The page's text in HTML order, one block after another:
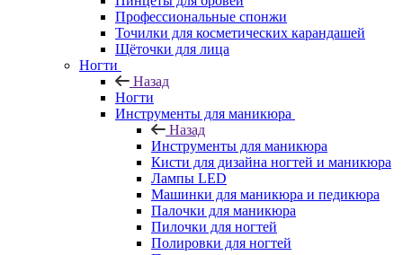
Профессиональные спонжи
Точилки для косметических карандашей
Щёточки для лица
Ногти
Назад
Ногти
Инструменты для маникюра
Назад
Инструменты для маникюра
Кисти для дизайна ногтей и маникюра
Лампы LED
Машинки для маникюра и педикюра
Палочки для маникюра
Пилочки для ногтей
Полировки для ногтей